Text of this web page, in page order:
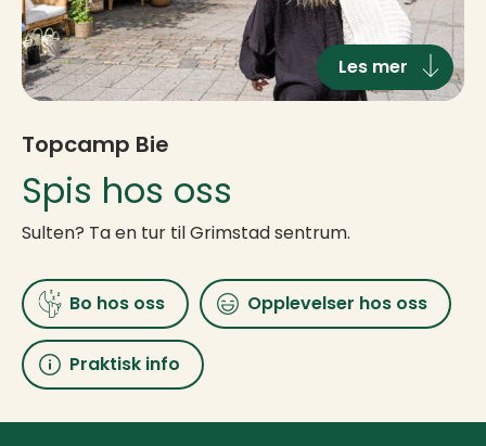
Topcamp Bie
Spis hos oss
Sulten? Ta en tur til Grimstad sentrum.
Les mer
Bo hos oss Opplevelser hos oss
Praktisk info